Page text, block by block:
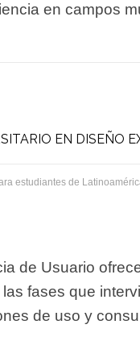
en campos
EN DISEÑO
estudiantes de
de Usuario
fases que
de uso y